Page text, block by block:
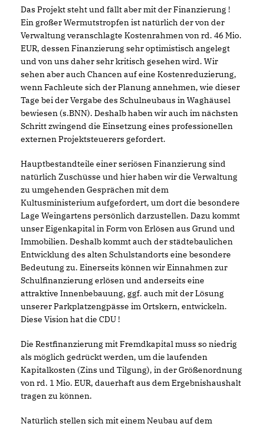
Das Projekt steht und fällt aber mit der Finanzierung !
Ein großer Wermutstropfen ist natürlich der von der
Verwaltung veranschlagte Kostenrahmen von rd. 46 Mio.
EUR, dessen Finanzierung sehr optimistisch angelegt
und von uns daher sehr kritisch gesehen wird. Wir
sehen aber auch Chancen auf eine Kostenreduzierung,
wenn Fachleute sich der Planung annehmen, wie dieser
Tage bei der Vergabe des Schulneubaus in Waghäusel
bewiesen (s.BNN). Deshalb haben wir auch im nächsten
Schritt zwingend die Einsetzung eines professionellen
externen Projektsteuerers gefordert.
Hauptbestandteile einer seriösen Finanzierung sind
natürlich Zuschüsse und hier haben wir die Verwaltung
zu umgehenden Gesprächen mit dem
Kultusministerium aufgefordert, um dort die besondere
Lage Weingartens persönlich darzustellen. Dazu kommt
unser Eigenkapital in Form von Erlösen aus Grund und
Immobilien. Deshalb kommt auch der städtebaulichen
Entwicklung des alten Schulstandorts eine besondere
Bedeutung zu. Einerseits können wir Einnahmen zur
Schulfinanzierung erlösen und anderseits eine
attraktive Innenbebauung, ggf. auch mit der Lösung
unserer Parkplatzengpässe im Ortskern, entwickeln.
Diese Vision hat die CDU !
Die Restfinanzierung mit Fremdkapital muss so niedrig
als möglich gedrückt werden, um die laufenden
Kapitalkosten (Zins und Tilgung), in der Größenordnung
von rd. 1 Mio. EUR, dauerhaft aus dem Ergebnishaushalt
tragen zu können.
Natürlich stellen sich mit einem Neubau auf dem